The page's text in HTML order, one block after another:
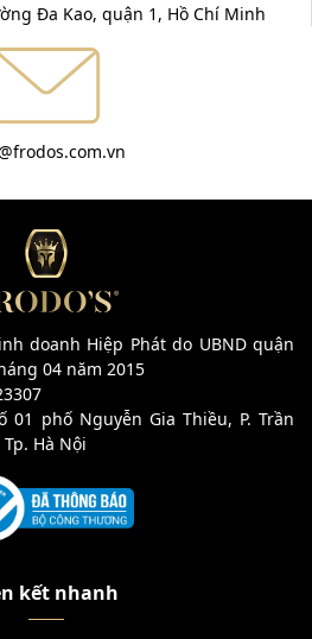
Đa Kao, quận 1, Hồ Chí Minh
doanh Hiệp Phát do UBND quận
04 năm 2015
01 phố Nguyễn Gia Thiều, P. Trần
Hà Nội
kết nhanh